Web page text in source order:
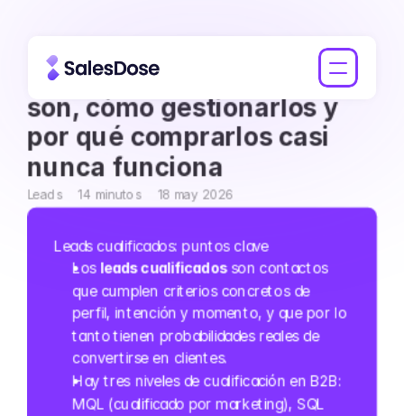
Leads cualificados: qué
son, cómo gestionarlos y
por qué comprarlos casi
nunca funciona
Leads 14 minutos 18 may 2026
Leads cualificados: puntos clave
Los leads cualificados son contactos
que cumplen criterios concretos de
perfil, intención y momento, y que por lo
tanto tienen probabilidades reales de
convertirse en clientes.
Hay tres niveles de cualificación en B2B:
MQL (cualificado por marketing), SQL